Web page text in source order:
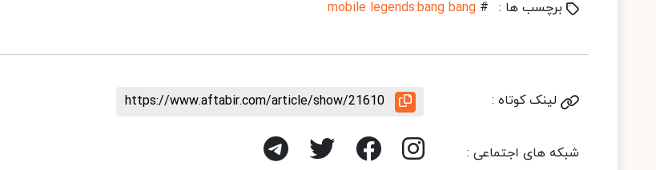
برچسب ها : #
mobile legends:bang bang
لینک کوتاه : https://www.aftabir.com/article/show/21610
شبکه های اجتماعی :